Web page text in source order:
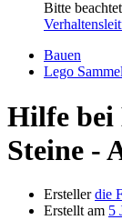
Bitte
Bauen
Lego
Hilfe bei
Steine -
Ersteller die
Erstellt am 5